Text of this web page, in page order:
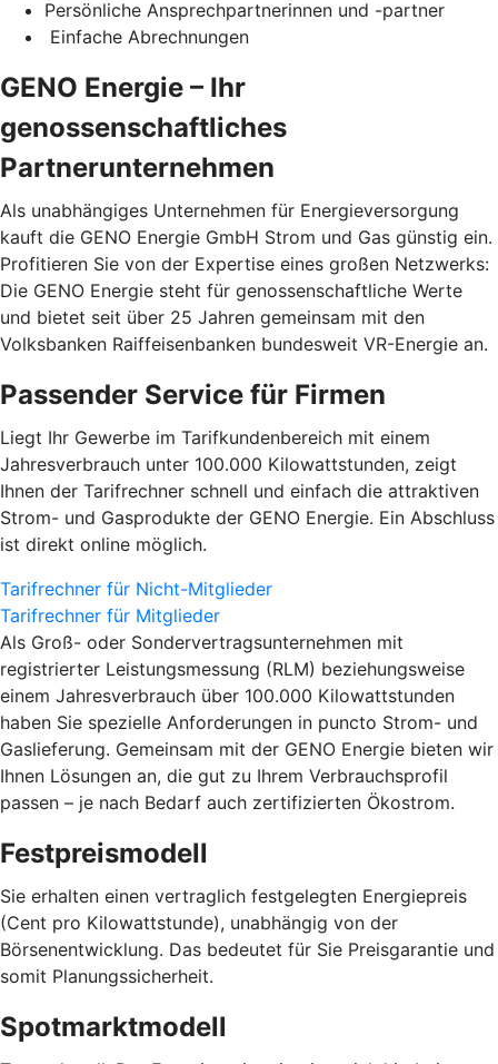
Persönliche Ansprechpartnerinnen und -partner
Einfache Abrechnungen
GENO Energie – Ihr
genossenschaftliches
Partnerunternehmen
Als unabhängiges Unternehmen für Energieversorgung
kauft die GENO Energie GmbH Strom und Gas günstig ein.
Profitieren Sie von der Expertise eines großen Netzwerks:
Die GENO Energie steht für genossenschaftliche Werte
und bietet seit über 25 Jahren gemeinsam mit den
Volksbanken Raiffeisenbanken bundesweit VR-Energie an.
Passender Service für Firmen
Liegt Ihr Gewerbe im Tarifkundenbereich mit einem
Jahresverbrauch unter 100.000 Kilowattstunden, zeigt
Ihnen der Tarifrechner schnell und einfach die attraktiven
Strom- und Gasprodukte der GENO Energie. Ein Abschluss
ist direkt online möglich.
Tarifrechner für Nicht-Mitglieder
Tarifrechner für Mitglieder
Als Groß- oder Sondervertragsunternehmen mit
registrierter Leistungsmessung (RLM) beziehungsweise
einem Jahresverbrauch über 100.000 Kilowattstunden
haben Sie spezielle Anforderungen in puncto Strom- und
Gaslieferung. Gemeinsam mit der GENO Energie bieten wir
Ihnen Lösungen an, die gut zu Ihrem Verbrauchsprofil
passen – je nach Bedarf auch zertifizierten Ökostrom.
Festpreismodell
Sie erhalten einen vertraglich festgelegten Energiepreis
(Cent pro Kilowattstunde), unabhängig von der
Börsenentwicklung. Das bedeutet für Sie Preisgarantie und
somit Planungssicherheit.
Spotmarktmodell